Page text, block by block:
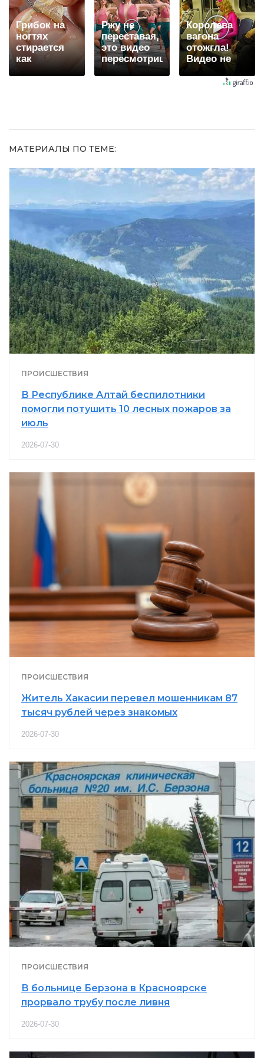
Грибок на
ногтях
стирается
как
ластиком!
Ржу не
переставая,
это видео
пересмотришь
не раз
Королева
вагона
отожгла!
Видео не
оставит
равнодушным
МАТЕРИАЛЫ ПО ТЕМЕ:
ПРОИСШЕСТВИЯ
В Республике Алтай беспилотники
помогли потушить 10 лесных пожаров за
июль
2026-07-30
ПРОИСШЕСТВИЯ
Житель Хакасии перевел мошенникам 87
тысяч рублей через знакомых
2026-07-30
ПРОИСШЕСТВИЯ
В больнице Берзона в Красноярске
прорвало трубу после ливня
2026-07-30